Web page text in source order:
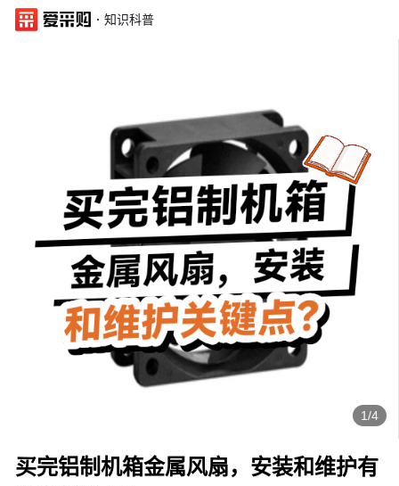
· 知识科普
1/4
买完铝制机箱金属风扇，安装和维护有